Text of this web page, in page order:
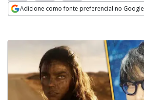
Adicione como fonte preferencial no Google